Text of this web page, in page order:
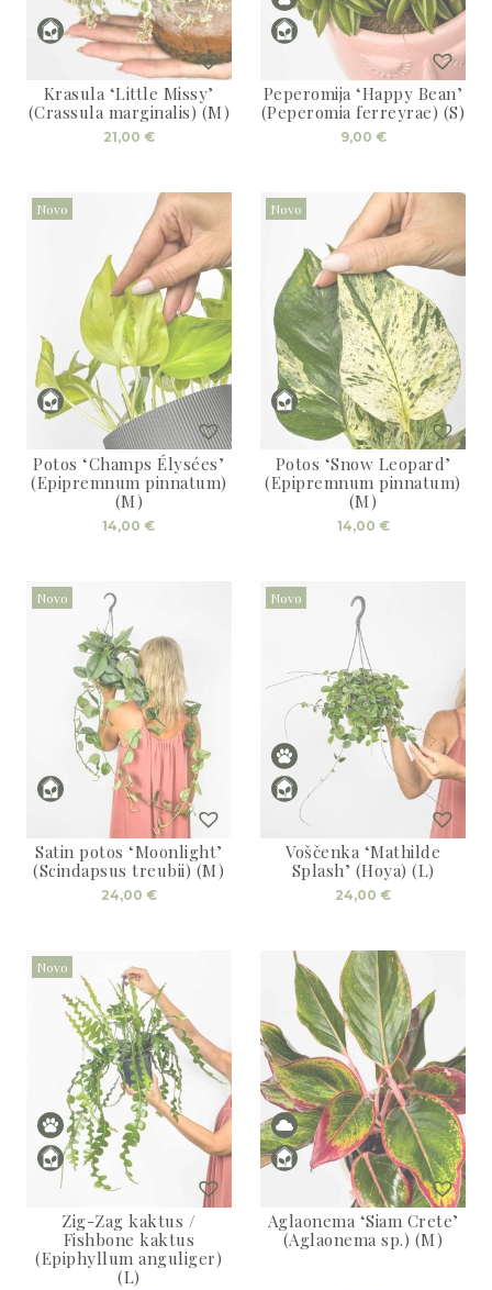
Krasula ‘Little Missy’
(Crassula marginalis) (M)
21,00 €
Peperomija ‘Happy Bean’
(Peperomia ferreyrae) (S)
9,00 €
Novo
Potos ‘Champs Élysées’
(Epipremnum pinnatum)
(M)
14,00 €
Novo
Potos ‘Snow Leopard’
(Epipremnum pinnatum)
(M)
14,00 €
Novo
Satin potos ‘Moonlight’
(Scindapsus treubii) (M)
24,00 €
Novo
Voščenka ‘Mathilde
Splash’ (Hoya) (L)
24,00 €
Novo
Zig-Zag kaktus /
Fishbone kaktus
(Epiphyllum anguliger)
(L)
Aglaonema ‘Siam Crete’
(Aglaonema sp.) (M)
Dodaj v košarico
Preberi prispevek